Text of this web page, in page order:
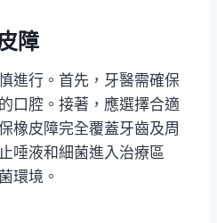
障
進行。首先，牙醫需確保
口腔。接著，應選擇合適
橡皮障完全覆蓋牙齒及周
唾液和細菌進入治療區
環境。